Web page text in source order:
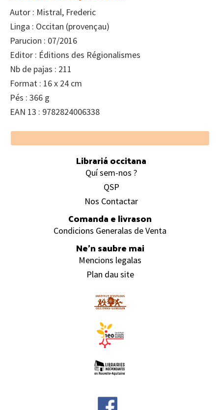
Autor : Mistral, Frederic
Linga : Occitan (provençau)
Parucion : 07/2016
Editor : Éditions des Régionalismes
Nb de pajas : 211
Format : 16 x 24 cm
Pés : 366 g
EAN 13 : 9782824006338
Footer
Librariá occitana
Quí sem-nos ?
QSP
Nos Contactar
Comanda e livrason
Condicions Generalas de Venta
Ne’n saubre mai
Mencions legalas
Plan dau site